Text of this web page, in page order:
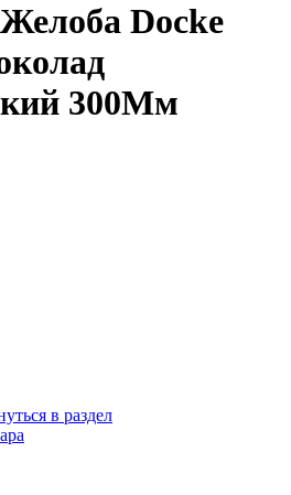
Docke
300Мм